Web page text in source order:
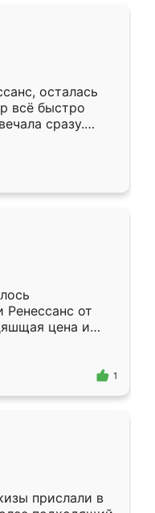
осталась
всё быстро
сразу.
подошёл к
Собрали
даже
от
цена и
Приехавший
самый
1
прислали в